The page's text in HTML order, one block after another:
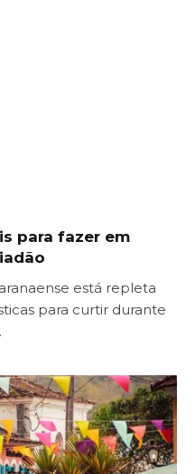
para fazer em
está repleta
para curtir durante